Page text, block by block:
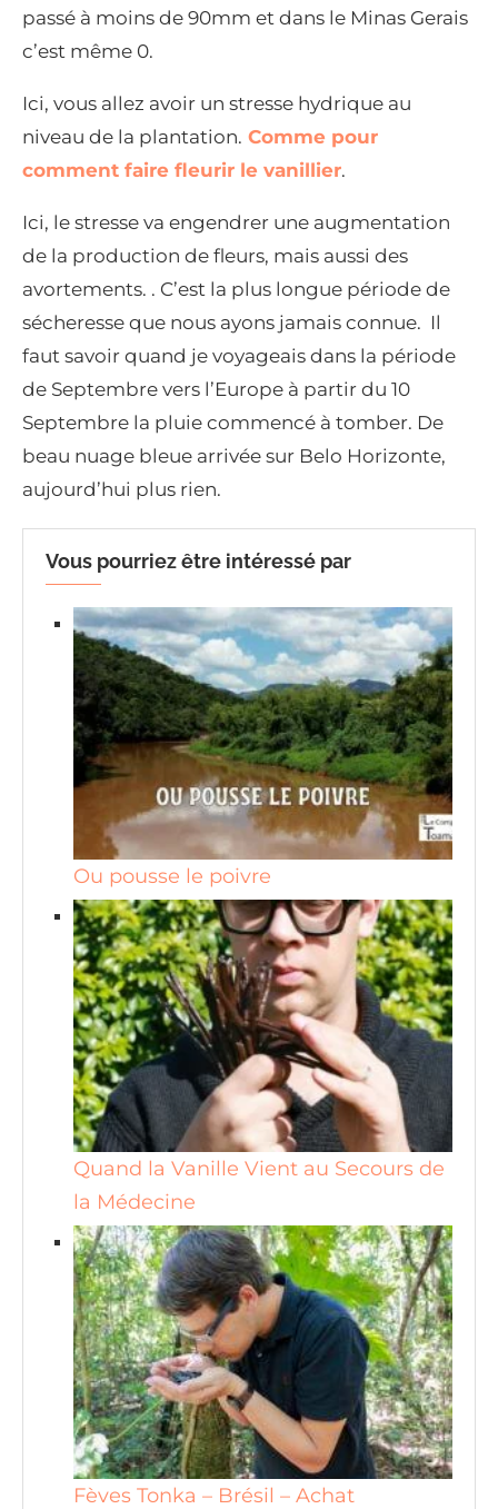
passé à moins de 90mm et dans le Minas Gerais
c’est même 0.
Ici, vous allez avoir un stresse hydrique au
niveau de la plantation. Comme pour
comment faire fleurir le vanillier.
Ici, le stresse va engendrer une augmentation
de la production de fleurs, mais aussi des
avortements. . C’est la plus longue période de
sécheresse que nous ayons jamais connue. Il
faut savoir quand je voyageais dans la période
de Septembre vers l’Europe à partir du 10
Septembre la pluie commencé à tomber. De
beau nuage bleue arrivée sur Belo Horizonte,
aujourd’hui plus rien.
Vous pourriez être intéressé par
Ou pousse le poivre
Quand la Vanille Vient au Secours de
la Médecine
Fèves Tonka – Brésil – Achat